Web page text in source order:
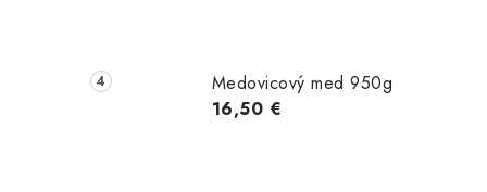
Medovicový med 950g
16,50 €